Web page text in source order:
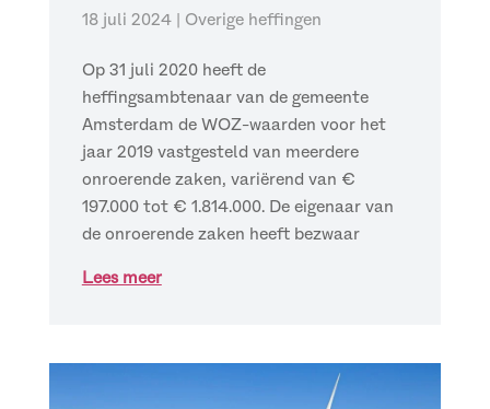
18 juli 2024| Overige heffingen
Op 31 juli 2020 heeft de
heffingsambtenaar van de gemeente
Amsterdam de WOZ-waarden voor het
jaar 2019 vastgesteld van meerdere
onroerende zaken, variërend van €
197.000 tot € 1.814.000. De eigenaar van
de onroerende zaken heeft bezwaar
Lees meer